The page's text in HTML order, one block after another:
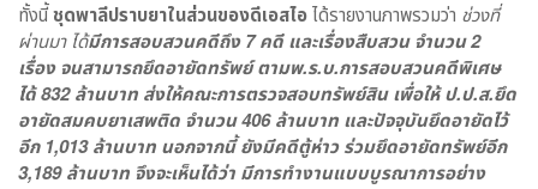
ทั้งนี้ชุดพาลีปราบยาในส่วนของดีเอสไอได้รายงานภาพรวมว่า ช่วงที่
ผ่านมา ได้มีการสอบสวนคดีถึง 7 คดี และเรื่องสืบสวน จำนวน 2
เรื่อง จนสามารถยึดอายัดทรัพย์ ตามพ.ร.บ.การสอบสวนคดีพิเศษ
ได้ 832 ล้านบาท ส่งให้คณะการตรวจสอบทรัพย์สิน เพื่อให้ ป.ป.ส.ยึด
อายัดสมคบยาเสพติด จำนวน 406 ล้านบาท และปัจจุบันยึดอายัดไว้
อีก 1,013 ล้านบาท นอกจากนี้ ยังมีคดีตู้ห่าว ร่วมยึดอายัดทรัพย์อีก
3,189 ล้านบาท จึงจะเห็นได้ว่า มีการทำงานแบบบูรณาการอย่าง